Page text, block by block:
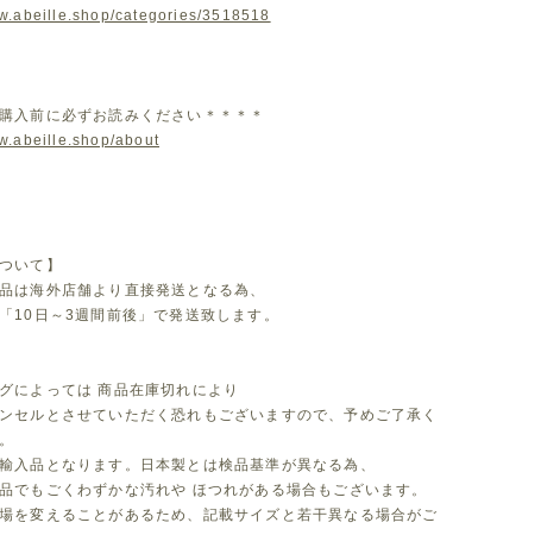
categories/3518518
入前に必ずお読みください＊＊＊＊
about
いて】
は海外店舗より直接発送となる為、
10日～3週間前後」で発送致します。
によっては 商品在庫切れにより
セルとさせていただく恐れもございますので、予めご了承く
入品となります。日本製とは検品基準が異なる為、
でもごくわずかな汚れや ほつれがある場合もございます。
を変えることがあるため、記載サイズと若干異なる場合がご